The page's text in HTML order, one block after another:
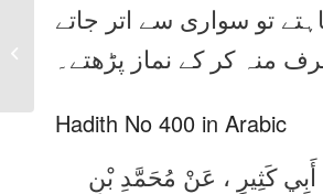
تو سواری سے اتر جاتے
منہ کر کے نماز پڑھتے۔
Hadith No 400 in Arabic
أَبِي كَثِيرٍ ، عَنْ مُحَمَّدِ بْنِ
Sahih Bukhari Hadith
No 399 in Urdu, Arabic
and English